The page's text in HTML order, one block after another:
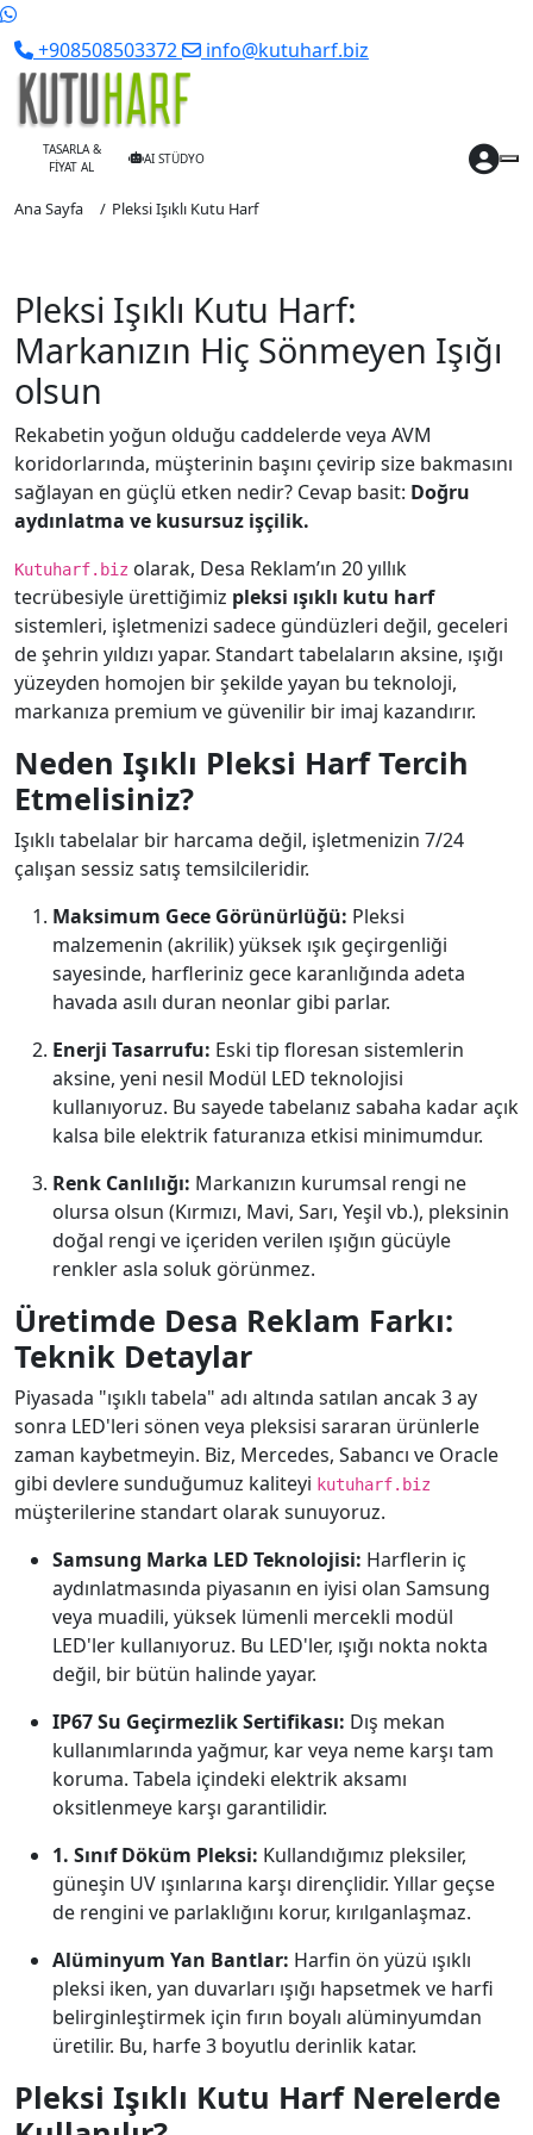
+908508503372 info@kutuharf.biz
TASARLA &
FİYAT AL
AI STÜDYO
Ana Sayfa Pleksi Işıklı Kutu Harf
Pleksi Işıklı Kutu Harf:
Markanızın Hiç Sönmeyen Işığı
olsun
Rekabetin yoğun olduğu caddelerde veya AVM
koridorlarında, müşterinin başını çevirip size bakmasını
sağlayan en güçlü etken nedir? Cevap basit: Doğru
aydınlatma ve kusursuz işçilik.
Kutuharf.biz olarak, Desa Reklam’ın 20 yıllık
tecrübesiyle ürettiğimiz pleksi ışıklı kutu harf
sistemleri, işletmenizi sadece gündüzleri değil, geceleri
de şehrin yıldızı yapar. Standart tabelaların aksine, ışığı
yüzeyden homojen bir şekilde yayan bu teknoloji,
markanıza premium ve güvenilir bir imaj kazandırır.
Neden Işıklı Pleksi Harf Tercih
Etmelisiniz?
Işıklı tabelalar bir harcama değil, işletmenizin 7/24
çalışan sessiz satış temsilcileridir.
Maksimum Gece Görünürlüğü: Pleksi
malzemenin (akrilik) yüksek ışık geçirgenliği
sayesinde, harfleriniz gece karanlığında adeta
havada asılı duran neonlar gibi parlar.
Enerji Tasarrufu: Eski tip floresan sistemlerin
aksine, yeni nesil Modül LED teknolojisi
kullanıyoruz. Bu sayede tabelanız sabaha kadar açık
kalsa bile elektrik faturanıza etkisi minimumdur.
Renk Canlılığı: Markanızın kurumsal rengi ne
olursa olsun (Kırmızı, Mavi, Sarı, Yeşil vb.), pleksinin
doğal rengi ve içeriden verilen ışığın gücüyle
renkler asla soluk görünmez.
Üretimde Desa Reklam Farkı:
Teknik Detaylar
Piyasada "ışıklı tabela" adı altında satılan ancak 3 ay
sonra LED'leri sönen veya pleksisi sararan ürünlerle
zaman kaybetmeyin. Biz, Mercedes, Sabancı ve Oracle
gibi devlere sunduğumuz kaliteyi kutuharf.biz
müşterilerine standart olarak sunuyoruz.
Samsung Marka LED Teknolojisi: Harflerin iç
aydınlatmasında piyasanın en iyisi olan Samsung
veya muadili, yüksek lümenli mercekli modül
LED'ler kullanıyoruz. Bu LED'ler, ışığı nokta nokta
değil, bir bütün halinde yayar.
IP67 Su Geçirmezlik Sertifikası: Dış mekan
kullanımlarında yağmur, kar veya neme karşı tam
koruma. Tabela içindeki elektrik aksamı
oksitlenmeye karşı garantilidir.
1. Sınıf Döküm Pleksi: Kullandığımız pleksiler,
güneşin UV ışınlarına karşı dirençlidir. Yıllar geçse
de rengini ve parlaklığını korur, kırılganlaşmaz.
Alüminyum Yan Bantlar: Harfin ön yüzü ışıklı
pleksi iken, yan duvarları ışığı hapsetmek ve harfi
belirginleştirmek için fırın boyalı alüminyumdan
üretilir. Bu, harfe 3 boyutlu derinlik katar.
Pleksi Işıklı Kutu Harf Nerelerde